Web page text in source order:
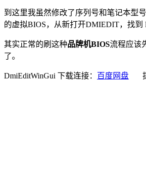
到这里我虽然修改了序列号和笔记本型
的虚拟BIOS，从新打开DMIEDIT，找到
其实正常的刷这种品牌机BIOS流程应该
了。
DmiEditWinGui 下载连接： 百度网盘 提